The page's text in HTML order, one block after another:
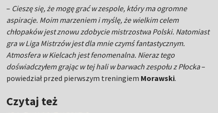
– Cieszę się, że mogę grać w zespole, który ma ogromne
aspiracje. Moim marzeniem i myślę, że wielkim celem
chłopaków jest znowu zdobycie mistrzostwa Polski. Natomiast
gra w Liga Mistrzów jest dla mnie czymś fantastycznym.
Atmosfera w Kielcach jest fenomenalna. Nieraz tego
doświadczyłem grając w tej hali w barwach zespołu z Płocka–
powiedział przed pierwszym treningiem Morawski.
Czytaj też